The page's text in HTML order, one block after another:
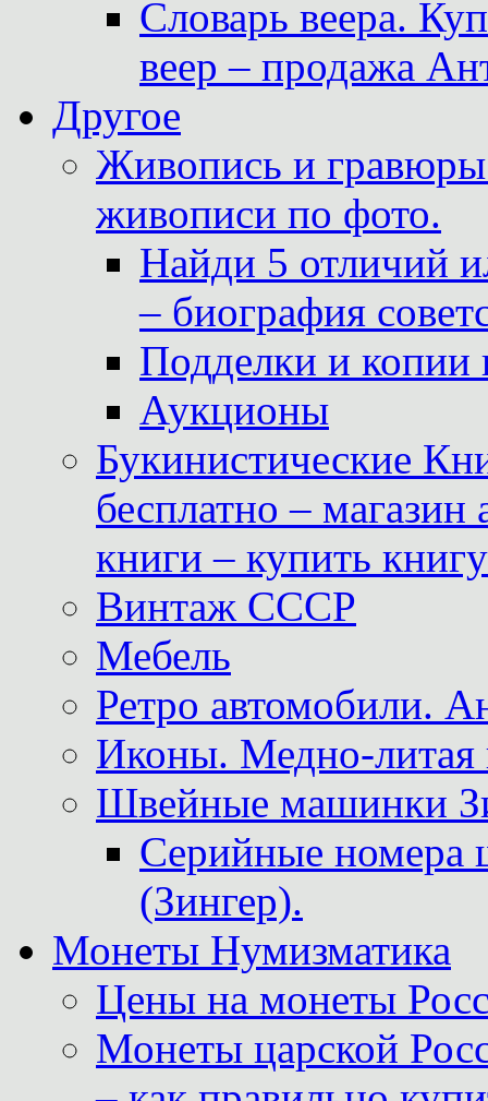
Словарь веера.
веер – продажа
Другое
Живопись и
живописи по фото.
Найди 5 отличий
– биография
Подделки и копии
Аукционы
Букинистические
бесплатно –
книги – купить
Винтаж СССР
Мебель
Ретро автомобили.
Иконы. Медно-литая
Швейные машинки
Серийные
(Зингер).
Монеты Нумизматика
Цены на монеты
Монеты царской